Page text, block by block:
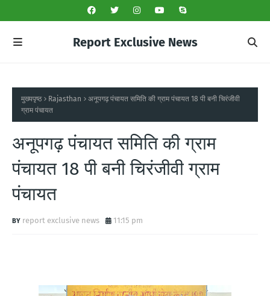
Report Exclusive News
मुख्यपृष्ठ Rajasthan
अनूपगढ़ पंचायत समिति की ग्राम पंचायत 18 पी बनी चिरंजीवी
ग्राम पंचायत
अनूपगढ़ पंचायत समिति की ग्राम
पंचायत 18 पी बनी चिरंजीवी ग्राम
पंचायत
report exclusive news 11:15 pm